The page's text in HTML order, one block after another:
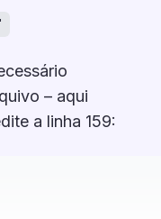
– aqui
a linha 159: